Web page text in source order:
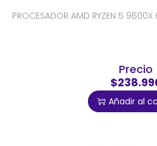
PROCESADOR AMD RYZEN 5
Precio
Añadir al